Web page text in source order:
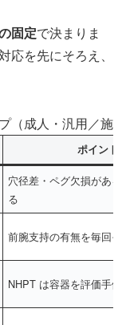
固定で決まりま
を先にそろえ、
（成人・汎用／施
ポイント
穴径差・ペグ欠損があ
る
前腕支持の有無を毎回そ
NHPT は容器を評価手側